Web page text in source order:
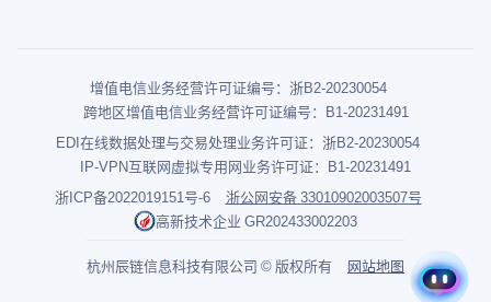
增值电信业务经营许可证编号：浙B2-20230054
跨地区增值电信业务经营许可证编号：B1-20231491
EDI在线数据处理与交易处理业务许可证：浙B2-20230054
IP-VPN互联网虚拟专用网业务许可证：B1-20231491
浙ICP备2022019151号-6
浙公网安备 33010902003507号
高新技术企业 GR202433002203
杭州辰链信息科技有限公司 © 版权所有 网站地图